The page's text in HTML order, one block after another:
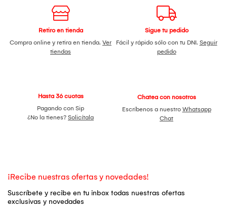
Retiro en tienda
Compra online y retira en tienda. Ver
tiendas
Sigue tu pedido
Fácil y rápido sólo con tu DNI. Seguir
pedido
Hasta 36 cuotas
Pagando con Sip
¿No la tienes? Solicítala
Chatea con nosotros
Escríbenos a nuestro Whatsapp
Chat
¡Recibe nuestras ofertas y novedades!
Suscríbete y recibe en tu inbox todas nuestras ofertas
exclusivas y novedades